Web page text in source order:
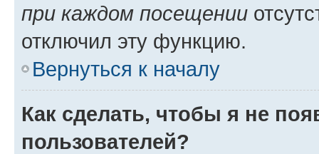
при каждом посещении
отключил эту функцию.
Вернуться к началу
Как сделать, чтобы я не
пользователей?